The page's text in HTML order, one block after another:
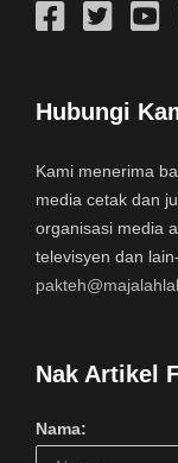
Hubungi
Kami menerima
media cetak dan
organisasi media
televisyen dan
Nak Artikel
Nama: